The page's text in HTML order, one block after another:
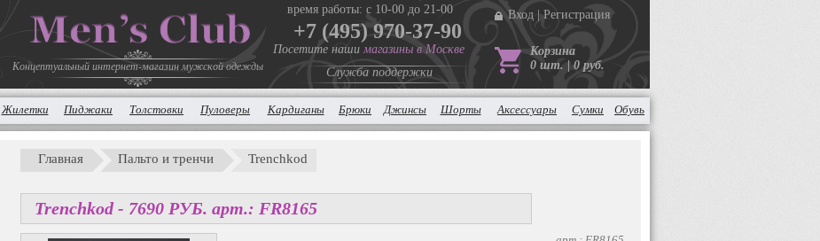
Концептуальный интернет-магазин мужской одежды
время работы: с 10-00 до 21-00
+7 (495) 970-37-90
Посетите наши магазины в Москве
Служба поддержки
Вход Регистрация
Корзина
0 шт. | 0 руб.
Жилетки Пиджаки Толстовки Пуловеры Кардиганы Брюки Джинсы Шорты Аксессуары Сумки Обувь
Главная Пальто и тренчи Trenchkod
Trenchkod - 7690 PУБ. арт.: FR8165